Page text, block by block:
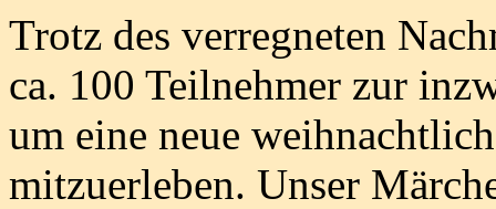
Trotz des verregneten
ca. 100 Teilnehmer zur
um eine neue
mitzuerleben. Unser